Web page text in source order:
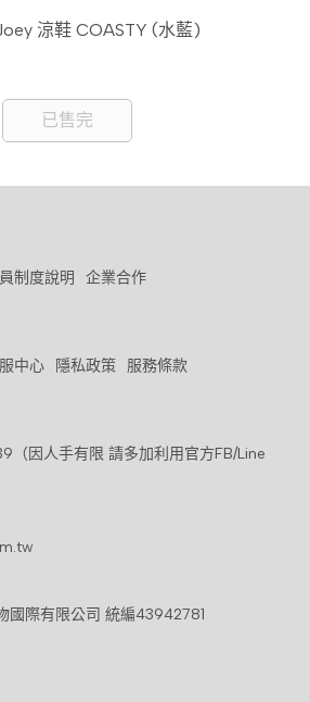
涼鞋 COASTY (水藍)
已售完
制度說明 企業合作
中心 隱私政策 服務條款
（因人手有限 請多加利用官方FB/Line
際有限公司 統編43942781